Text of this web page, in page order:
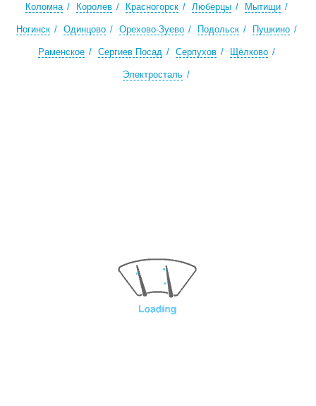
Коломна Королев Красногорск Люберцы Мытищи
Ногинск Одинцово Орехово-Зуево Подольск Пушкино
Раменское Сергиев Посад Серпухов Щёлково
Электросталь